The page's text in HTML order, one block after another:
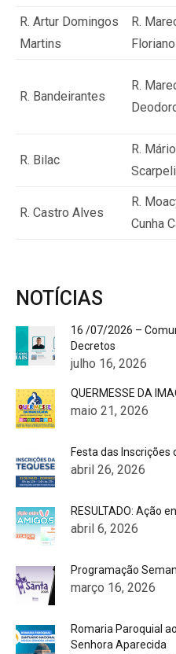
R. Artur Domingos
Martins
R.
Floriano
R. Bandeirantes
R.
R. Bilac
R. Mário
R. Castro Alves
R.
Cunha
NOTÍCIAS
16 /07/2026 –
Decretos
julho 16, 2026
QUERMESSE DA
maio 21, 2026
Festa das Inscrições
abril 26, 2026
RESULTADO: Ação
abril 6, 2026
Programação
março 16, 2026
Romaria Paroquial
Senhora Aparecida